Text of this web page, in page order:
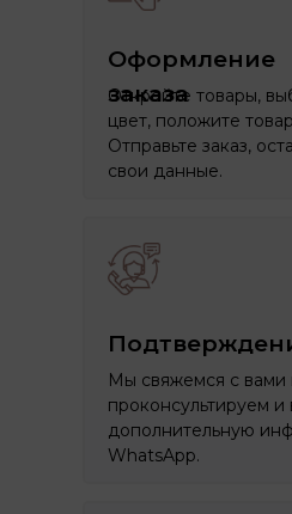
Оформление
заказа
Откройте товары,
цвет, положите
Отправьте заказ,
свои данные.
Мы свяжемся с вами
проконсультируем
дополнительную
WhatsApp.